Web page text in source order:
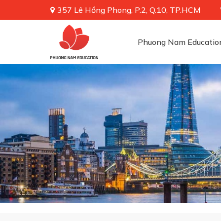
357 Lê Hồng Phong, P.2, Q.10, TP.HCM
Phuong Nam